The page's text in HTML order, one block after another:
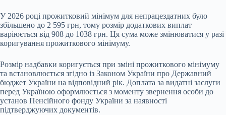
У 2026 році прожитковий мінімум для непрацездатних було
збільшено до 2 595 грн, тому розмір додаткових виплат
варіюється від 908 до 1038 грн. Ця сума може змінюватися у разі
коригування прожиткового мінімуму.
Розмір надбавки коригується при зміні прожиткового мінімуму
та встановлюється згідно із Законом України про Державний
бюджет України на відповідний рік. Доплата за видатні заслуги
перед Україною оформлюється з моменту звернення особи до
установ Пенсійного фонду України за наявності
підтверджуючих документів.